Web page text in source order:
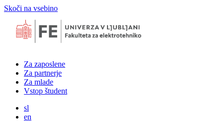
Skoči na vsebino
Za zaposlene
Za partnerje
Za mlade
Vstop študent
sl
en